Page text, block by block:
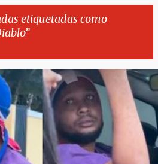
etiquetadas como